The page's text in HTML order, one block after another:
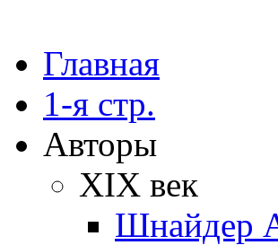
Главная
1-я стр.
Авторы
XIX век
Шнайдер